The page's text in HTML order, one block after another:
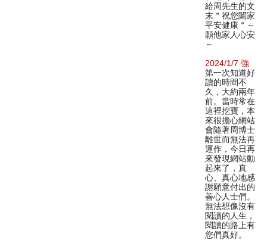
給周先生的文
末＂祝您闔家
平安健康＂～
願他家人心安
～
2024/1/7 強
第一次知道好
讀的時間不
久，大約兩年
前。當時常在
這裡挖寶，本
來很擔心網站
會隨著周博士
離世而無法再
運作，今日再
來發現網站動
起來了，真
心、真心地感
謝願意付出的
善心人士們。
無法想像沒有
閱讀的人生，
閱讀的路上有
您們真好。